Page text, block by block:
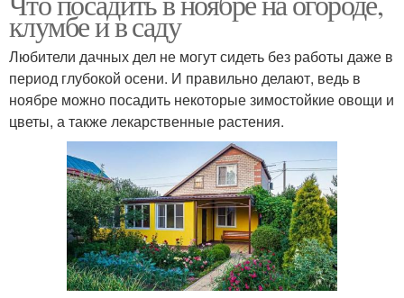
клумбе и в саду
Любители дачных дел не могут сидеть без работы даже в
период глубокой осени. И правильно делают, ведь в
ноябре можно посадить некоторые зимостойкие овощи и
цветы, а также лекарственные растения.